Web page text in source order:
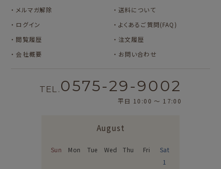
メルマガ解除
ログイン
送料について
よくあるご質問(FAQ)
閲覧履歴
注文履歴
会社概要
お問い合わせ
TEL. 0575-29-9002
平日 10:00 〜 17:00
August
Sun Mon Tue Wed Thu Fri
Sat
1